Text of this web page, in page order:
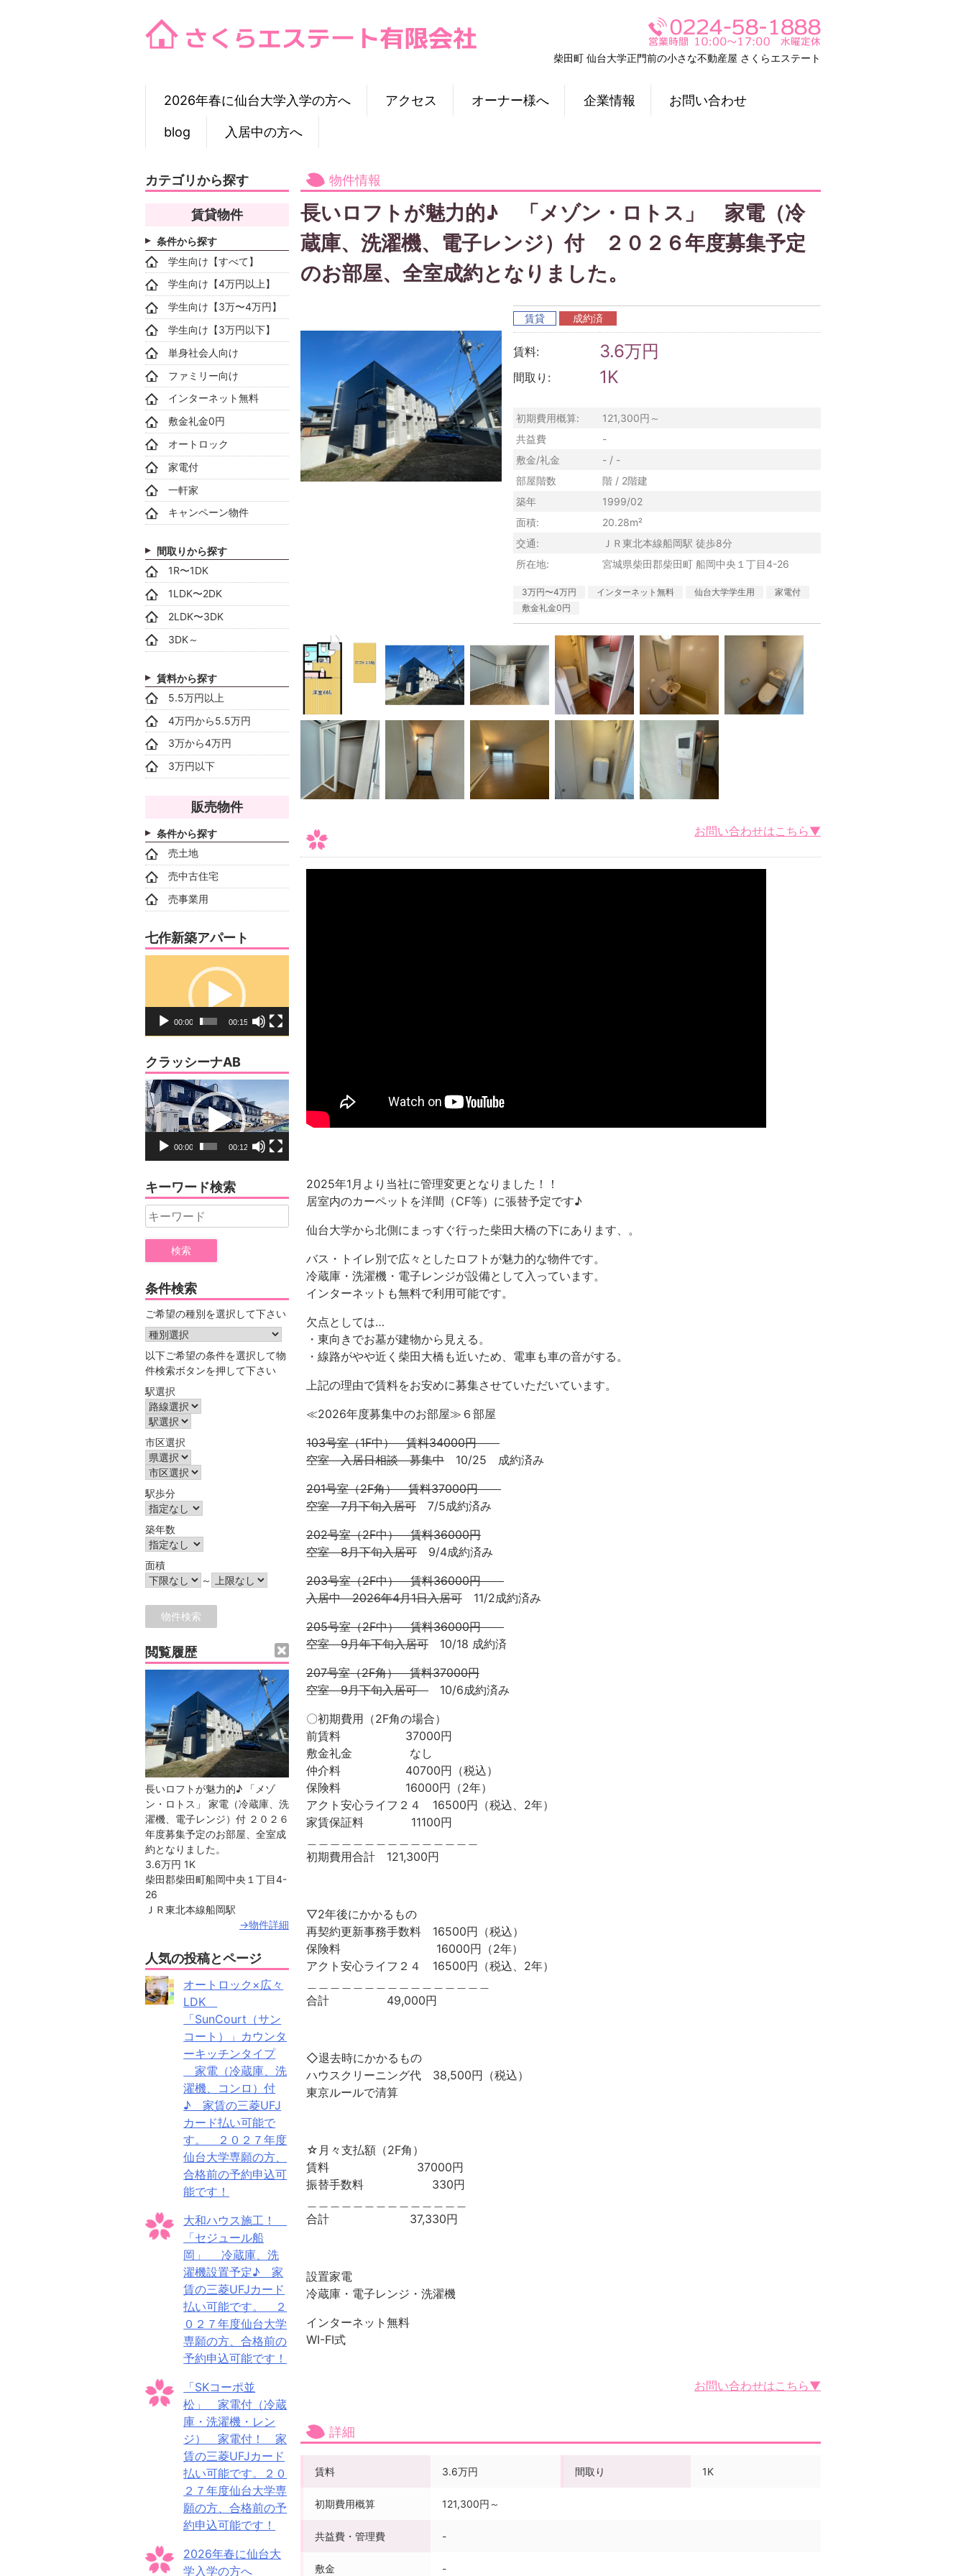
柴田町 仙台大学正門前の小さな不動産屋 さくらエステート
2026年春に仙台大学入学の方へ アクセス オーナー様へ 企業情報 お問い合わせ
blog 入居中の方へ
物件情報
長いロフトが魅力的♪ 「メゾン・ロトス」 家電（冷
蔵庫、洗濯機、電子レンジ）付 ２０２６年度募集予定
のお部屋、全室成約となりました。
賃貸 成約済
賃料: 3.6万円
間取り: 1K
初期費用概算:
121,300円～
共益費
-
敷金/礼金
- / -
部屋階数
階 / 2階建
築年
1999/02
面積:
20.28m²
交通:
ＪＲ東北本線船岡駅 徒歩8分
所在地:
宮城県柴田郡柴田町 船岡中央１丁目4-26
3万円〜4万円 インターネット無料 仙台大学学生用
家電付
敷金礼金0円
お問い合わせはこちら▼
2025年1月より当社に管理変更となりました！！
居室内のカーペットを洋間（CF等）に張替予定です♪
仙台大学から北側にまっすぐ行った柴田大橋の下にあります、。
バス・トイレ別で広々としたロフトが魅力的な物件です。
冷蔵庫・洗濯機・電子レンジが設備として入っています。
インターネットも無料で利用可能です。
欠点としては…
・東向きでお墓が建物から見える。
・線路がやや近く柴田大橋も近いため、電車も車の音がする。
上記の理由で賃料をお安めに募集させていただいています。
≪2026年度募集中のお部屋≫６部屋
103号室（1F中） 賃料34000円
空室 入居日相談 募集中 10/25 成約済み
201号室（2F角） 賃料37000円
空室 7月下旬入居可 7/5成約済み
202号室（2F中） 賃料36000円
空室 8月下旬入居可 9/4成約済み
203号室（2F中） 賃料36000円
入居中 2026年4月1日入居可 11/2成約済み
205号室（2F中） 賃料36000円
空室 9月年下旬入居可 10/18 成約済
207号室（2F角） 賃料37000円
空室 9月下旬入居可 10/6成約済み
〇初期費用（2F角の場合）
前賃料 37000円
敷金礼金 なし
仲介料 40700円（税込）
保険料 16000円（2年）
アクト安心ライフ２４ 16500円（税込、2年）
家賃保証料 11100円
初期費用合計 121,300円
▽2年後にかかるもの
再契約更新事務手数料 16500円（税込）
保険料 16000円（2年）
アクト安心ライフ２４ 16500円（税込、2年）
合計 49,000円
◇退去時にかかるもの
ハウスクリーニング代 38,500円（税込）
東京ルールで清算
☆月々支払額（2F角）
賃料 37000円
振替手数料 330円
合計 37,330円
設置家電
冷蔵庫・電子レンジ・洗濯機
インターネット無料
WI-FI式
お問い合わせはこちら▼
詳細
賃料 3.6万円 間取り 1K
初期費用概算 121,300円～
共益費・管理費 -
敷金 -
カテゴリから探す
賃貸物件
条件から探す
学生向け【すべて】
学生向け【4万円以上】
学生向け【3万〜4万円】
学生向け【3万円以下】
単身社会人向け
ファミリー向け
インターネット無料
敷金礼金0円
オートロック
家電付
一軒家
キャンペーン物件
間取りから探す
1R〜1DK
1LDK〜2DK
2LDK〜3DK
3DK～
賃料から探す
5.5万円以上
4万円から5.5万円
3万から4万円
3万円以下
販売物件
条件から探す
売土地
売中古住宅
売事業用
七作新築アパート
ー
00:00 00:15
クラッシーナAB
動
画
プ
ー
00:00 00:12
キーワード検索
Search
for:
条件検索
ご希望の種別を選択して下さい
以下ご希望の条件を選択して物
件検索ボタンを押して下さい
駅選択
市区選択
駅歩分
築年数
面積
～
閲覧履歴
長いロフトが魅力的♪ 「メゾ
ン・ロトス」 家電（冷蔵庫、洗
濯機、電子レンジ）付 ２０２６
年度募集予定のお部屋、全室成
約となりました。
3.6万円 1K
柴田郡柴田町船岡中央１丁目4-
26
ＪＲ東北本線船岡駅
→物件詳細
人気の投稿とページ
オートロック×広々
LDK
「SunCourt（サン
コート）」カウンタ
ーキッチンタイプ
家電（冷蔵庫、洗
濯機、コンロ）付
♪ 家賃の三菱UFJ
カード払い可能で
す。 ２０２７年度
仙台大学専願の方、
合格前の予約申込可
能です！
大和ハウス施工！
「セジュール船
岡」 冷蔵庫、洗
濯機設置予定♪ 家
賃の三菱UFJカード
払い可能です。 ２
０２７年度仙台大学
専願の方、合格前の
予約申込可能です！
「SKコーポ並
松」 家電付（冷蔵
庫・洗濯機・レン
ジ） 家電付！ 家
賃の三菱UFJカード
払い可能です。２０
２７年度仙台大学専
願の方、合格前の予
約申込可能です！
2026年春に仙台大
学入学の方へ